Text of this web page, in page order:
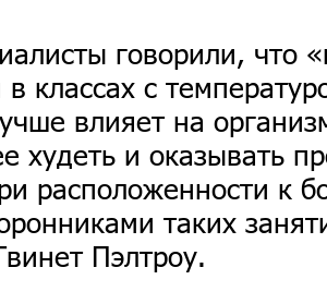
говорили, что
в классах с
влияет на
худеть и оказывать
расположенности к
таких
Пэлтроу.